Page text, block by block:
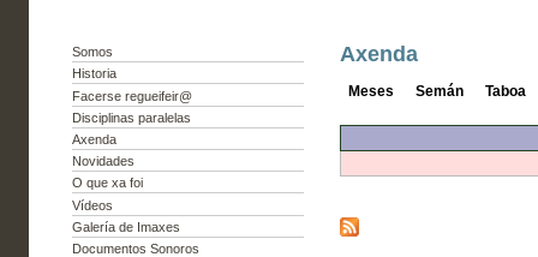
Somos
Historia
Facerse regueifeir@
Disciplinas paralelas
Axenda
Novidades
O que xa foi
Vídeos
Galería de Imaxes
Documentos Sonoros
Axenda
Meses Semán Taboa